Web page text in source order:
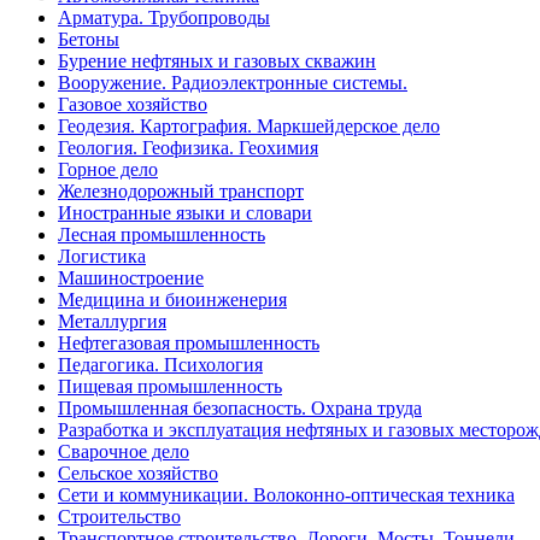
Арматура. Трубопроводы
Бетоны
Бурение нефтяных и газовых скважин
Вооружение. Радиоэлектронные системы.
Газовое хозяйство
Геодезия. Картография. Маркшейдерское дело
Геология. Геофизика. Геохимия
Горное дело
Железнодорожный транспорт
Иностранные языки и словари
Лесная промышленность
Логистика
Машиностроение
Медицина и биоинженерия
Металлургия
Нефтегазовая промышленность
Педагогика. Психология
Пищевая промышленность
Промышленная безопасность. Охрана труда
Разработка и эксплуатация нефтяных и газовых
Сварочное дело
Сельское хозяйство
Сети и коммуникации. Волоконно-оптическая техника
Строительство